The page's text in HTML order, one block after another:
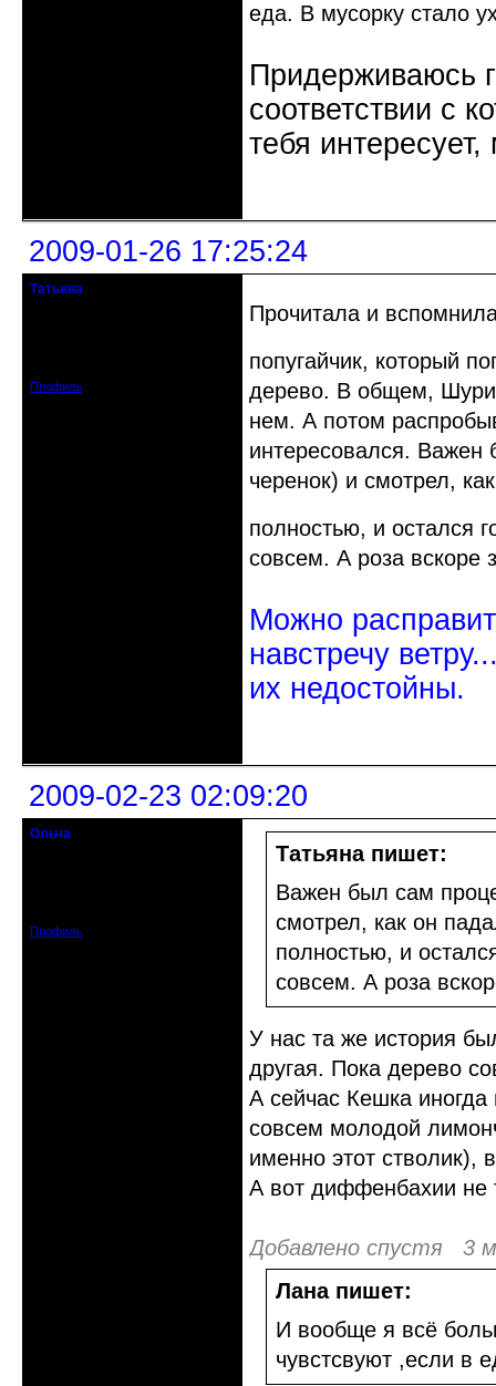
еда. В мусорку стало
Придерживаюсь
соответствии с
тебя
2009-01-26 17:25:24
Татьяна
Профиль
Прочитала и
попугайчик, который
дерево. В общем,
нем. А потом
интересовался. Важен
черенок) и смотрел,
полностью, и остался
совсем. А роза вскоре
Можно
навстречу
их недостойны.
2009-02-23 02:09:20
Ольча
Профиль
Татьяна пишет:
Важен был сам
смотрел, как он
полностью, и
совсем. А роза
У нас та же история
другая. Пока дерево
А сейчас Кешка иногда
совсем молодой
именно этот стволик),
А вот диффенбахии не
Добавлено спустя 3
Лана пишет:
И вообще я всё
чувстсвуют ,если в